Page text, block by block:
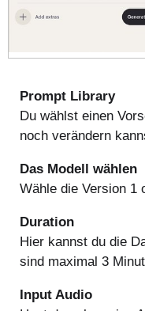
Prompt Library
Du wählst einen
noch verändern
Das Modell wählen
Wähle die Version 1
Duration
Hier kannst du die
sind maximal 3
Input Audio